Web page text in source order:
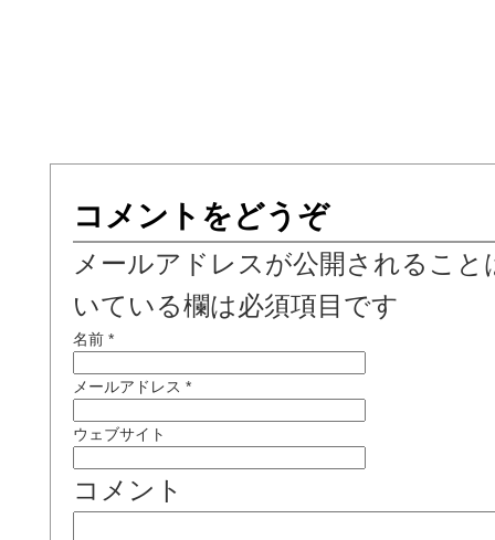
コメントをどうぞ
メールアドレスが公開されるこ
いている欄は必須項目です
名前 *
メールアドレス *
ウェブサイト
コメント